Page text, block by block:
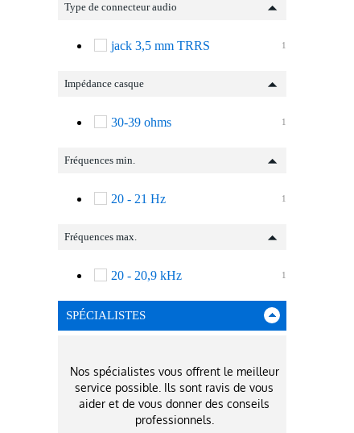
Type de connecteur audio
1
jack 3,5 mm TRRS
Impédance casque
1
30-39 ohms
Fréquences min.
1
20 - 21 Hz
Fréquences max.
1
20 - 20,9 kHz
SPÉCIALISTES
Nos spécialistes vous offrent le meilleur
service possible. Ils sont ravis de vous
aider et de vous donner des conseils
professionnels.